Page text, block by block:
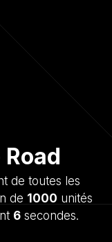
de toutes les
de 1000 unités
6 secondes.